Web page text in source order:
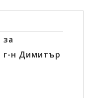
г-н Димитър